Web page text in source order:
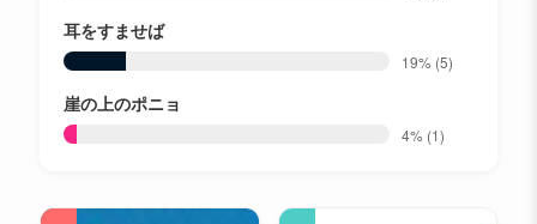
耳をすませば
19% (5)
崖の上のポニョ
4% (1)